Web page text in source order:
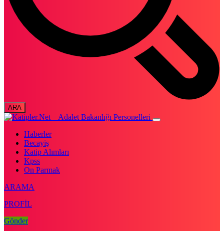
Haberler
Becayiş
Katip Alımları
Kpss
On Parmak
ARAMA
PROFİL
Gönder